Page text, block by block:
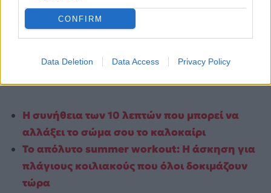
CONFIRM
Data Deletion Data Access Privacy Policy
Η συνήθεια των 10 λεπτών που μπορεί να
αλλάξει το σώμα σου το καλοκαίρι
Το απόλυτο summer workout: Η άσκηση για
πλάγιους κοιλιακούς που όλοι δοκιμάζουν
τώρα